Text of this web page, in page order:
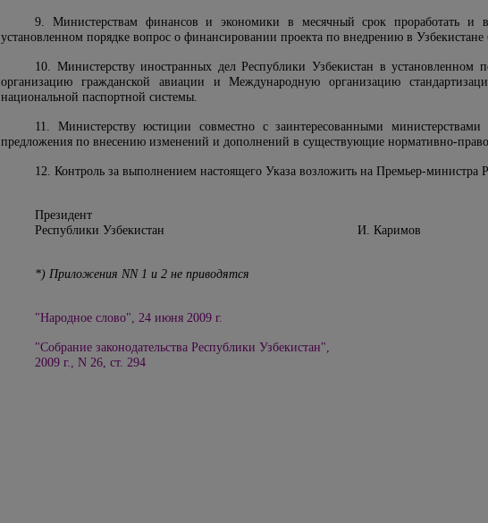
9. Министерствам финансов и экономики в месячный срок проработать и
установленном порядке вопрос о финансировании проекта по внедрению в Узбекистане
10. Министерству иностранных дел Республики Узбекистан в установленном
организацию гражданской авиации и Международную организацию
национальной паспортной системы.
11. Министерству юстиции совместно с заинтересованными
предложения по внесению изменений и дополнений в существующие нормативно-
12. Контроль за выполнением настоящего Указа возложить на Премьер-
Президент
Республики Узбекистан И. Каримов
*) Приложения NN 1 и 2 не приводятся
"Народное слово", 24 июня 2009 г.
"Собрание законодательства Республики Узбекистан",
2009 г., N 26, ст. 294